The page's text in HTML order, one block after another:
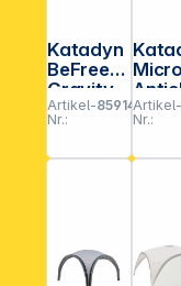
Katadyn
BeFree
Gravity
Wasserfi
lter 10L
Artikel-
Nr.:
859140MA 100F
10 ml
it
Artikel-
Nr.: